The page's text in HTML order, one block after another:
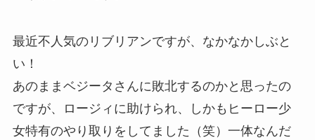
最近不人気のリブリアンですが、なかなかしぶと
い！
あのままベジータさんに敗北するのかと思ったの
ですが、ロージィに助けられ、しかもヒーロー少
女特有のやり取りをしてました（笑）一体なんだ